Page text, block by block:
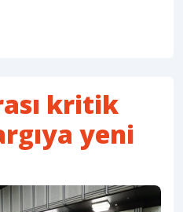
kritik
yeni